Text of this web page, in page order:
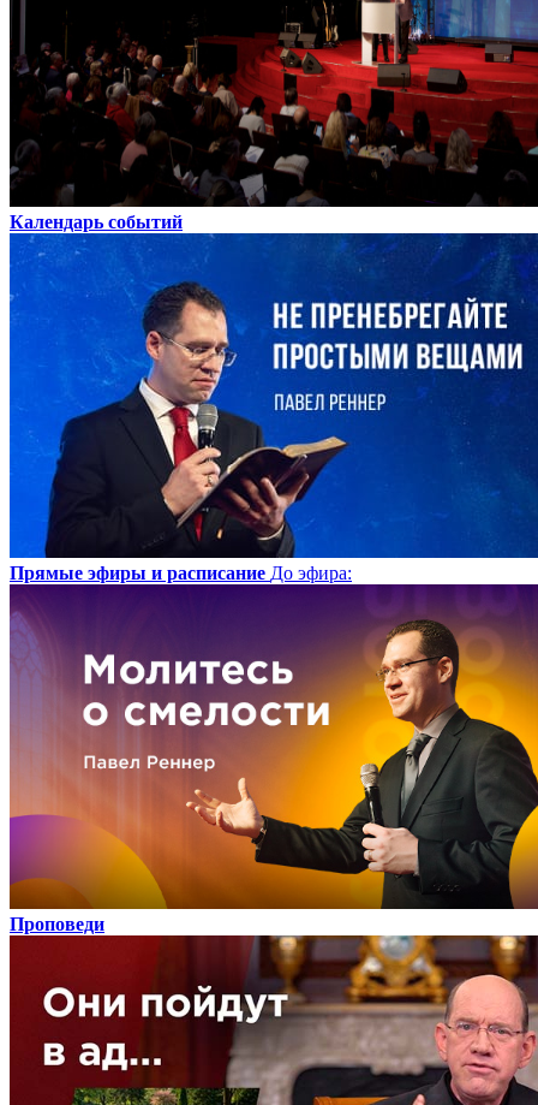
Календарь событий
Прямые эфиры и расписание До эфира:
Проповеди